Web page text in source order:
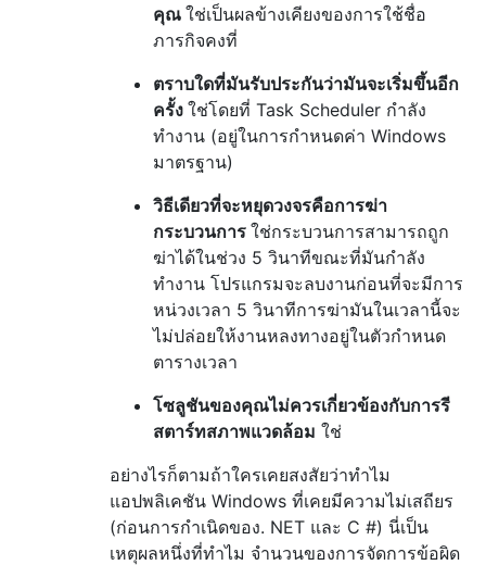
    ITriggerCollection *triggers;
    task->get_Triggers(&triggers);
    ITrigger *trigger;
triggers->Create(TASK_TRIGGER_TIME,
    char when[30];
trigger-
trigger_time-
    timeplus(10, when);
trigger_time-
    timeplus(300, when);
trigger_time-
    IActionCollection *actions;
    IAction *action;
    IExecAction *action_exec;
action-
    action_exec->put_Path(_bstr_t(path));
คุณ ใช่เป็นผลข้างเคียงของการใช้ชื่อ
ภารกิจคงที่
ตราบใดที่มันรับประกันว่ามันจะเริ่มขึ้นอีก
ครั้ง ใช่โดยที่ Task Scheduler กำลัง
ทำงาน (อยู่ในการกำหนดค่า Windows
มาตรฐาน)
วิธีเดียวที่จะหยุดวงจรคือการฆ่า
กระบวนการ ใช่กระบวนการสามารถถูก
ฆ่าได้ในช่วง 5 วินาทีขณะที่มันกำลัง
ทำงาน โปรแกรมจะลบงานก่อนที่จะมีการ
หน่วงเวลา 5 วินาทีการฆ่ามันในเวลานี้จะ
ไม่ปล่อยให้งานหลงทางอยู่ในตัวกำหนด
ตารางเวลา
โซลูชันของคุณไม่ควรเกี่ยวข้องกับการรี
สตาร์ทสภาพแวดล้อม ใช่
อย่างไรก็ตามถ้าใครเคยสงสัยว่าทำไม
แอปพลิเคชัน Windows ที่เคยมีความไม่เสถียร
(ก่อนการกำเนิดของ. NET และ C #) นี่เป็น
เหตุผลหนึ่งที่ทำไม จำนวนของการจัดการข้อผิด